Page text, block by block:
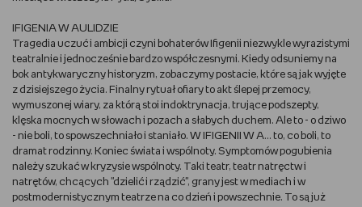
IFIGENIA W AULIDZIE
Tragedia uczuć i ambicji czyni bohaterów Ifigenii niezwykle wyrazistymi
teatralnie i jednocześnie bardzo współczesnymi. Kiedy odsuniemy na
bok antykwaryczny historyzm, zobaczymy postacie, które są jak wyjęte
z dzisiejszego życia. Finalny rytuał ofiary to akt ślepej przemocy,
wymuszonej wiary, za którą stoi indoktrynacja, trujące podszepty,
klęska mocnych w słowach i pozach a słabych duchem. Ale to - o dziwo
- nie boli, to spowszechniało i staniało. W IFIGENII W A... to, co boli, to
dramat rodzinny. Koniec świata i wspólnoty. Symptomów pogubienia
należy szukać w kryzysie wspólnoty. Taki teatr, teatr natręctw i
natrętów, chcących "dzielić i rządzić", grany jest w mediach i w
postmodernistycznym teatrze na co dzień i powszechnie. To są już